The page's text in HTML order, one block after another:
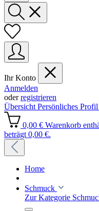
Ihr Konto
Anmelden
oderregistrieren
Übersicht Persönliches Profil
0,00 € Warenkorb
beträgt 0,00 €.
Home
Schmuck
Zur Kategorie